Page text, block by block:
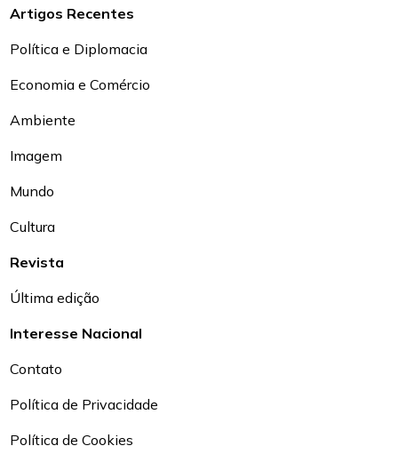
Artigos Recentes
Política e Diplomacia
Economia e Comércio
Ambiente
Imagem
Mundo
Cultura
Revista
Última edição
Interesse Nacional
Contato
Política de Privacidade
Política de Cookies